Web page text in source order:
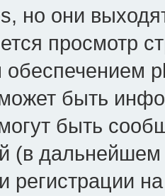
но они
просмотр
быть
быть
(в
регистрации